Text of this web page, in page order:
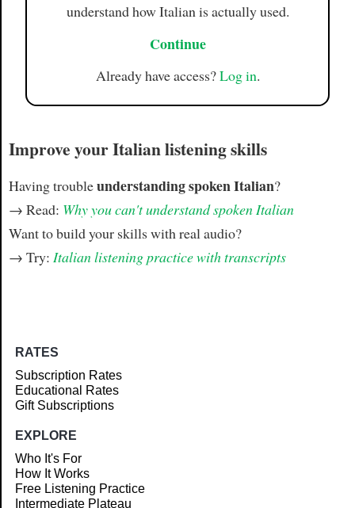
understand how Italian is actually used.
Continue
Already have access?Log in.
Improve your Italian listening skills
Having troubleunderstanding spoken Italian?
→ Read: Why you can't understand spoken Italian
Want to build your skills with real audio?
→ Try: Italian listening practice with transcripts
RATES
Subscription Rates
Educational Rates
Gift Subscriptions
EXPLORE
Who It's For
How It Works
Free Listening Practice
Intermediate Plateau